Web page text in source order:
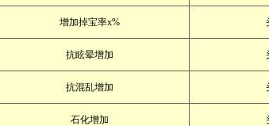
增加掉宝率x%
抗眩晕增加
抗混乱增加
石化增加